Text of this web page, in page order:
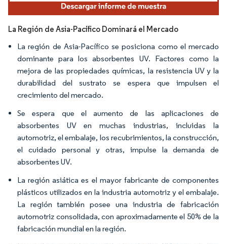
La Región de Asia-Pacífico Dominará el Mercado
La región de Asia-Pacífico se posiciona como el mercado
dominante para los absorbentes UV. Factores como la
mejora de las propiedades químicas, la resistencia UV y la
durabilidad del sustrato se espera que impulsen el
crecimiento del mercado.
Se espera que el aumento de las aplicaciones de
absorbentes UV en muchas industrias, incluidas la
automotriz, el embalaje, los recubrimientos, la construcción,
el cuidado personal y otras, impulse la demanda de
absorbentes UV.
La región asiática es el mayor fabricante de componentes
plásticos utilizados en la industria automotriz y el embalaje.
La región también posee una industria de fabricación
automotriz consolidada, con aproximadamente el 50% de la
fabricación mundial en la región.